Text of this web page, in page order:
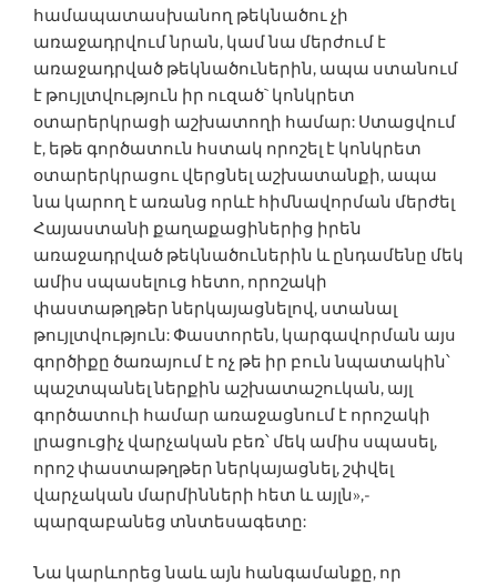
համապատասխանող թեկնածու չի
առաջադրվում նրան, կամ նա մերժում է
առաջադրված թեկնածուներին, ապա ստանում
է թույլտվություն իր ուզած` կոնկրետ
օտարերկրացի աշխատողի համար: Ստացվում
է, եթե գործատուն հստակ որոշել է կոնկրետ
օտարերկրացու վերցնել աշխատանքի, ապա
նա կարող է առանց որևէ հիմ­նավորման մերժել
Հայաստանի քաղաքացիներից իրեն
առաջադրված թեկնածուներին և ընդամենը մեկ
ամիս սպասելուց հետո, որոշակի
փաստաթղթեր ներկայացնելով, ստանալ
թույլտվություն: Փաստորեն, կարգավորման այս
գործիքը ծառայում է ոչ թե իր բուն նպատակին՝
պաշտպանել ներքին աշխատաշուկան, այլ
գործատուի համար առաջացնում է որոշակի
լրացուցիչ վարչական բեռ՝ մեկ ամիս սպասել,
որոշ փաստաթղթեր ներկայացնել, շփվել
վարչական մարմինների հետ և այլն»,-
պարզաբանեց տնտեսագետը:
Նա կարևորեց նաև այն հանգամանքը, որ